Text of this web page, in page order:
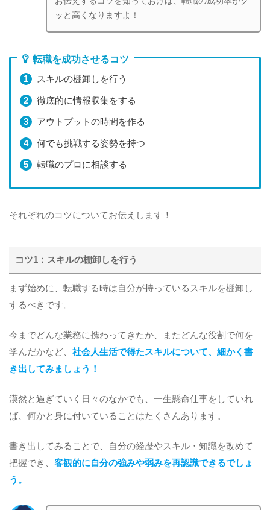
ッと高くなりますよ！
転職を成功させるコツ
スキルの棚卸しを行う
徹底的に情報収集をする
アウトプットの時間を作る
何でも挑戦する姿勢を持つ
転職のプロに相談する
それぞれのコツについてお伝えします！
コツ1：スキルの棚卸しを行う
まず始めに、転職する時は自分が持っているスキルを棚卸し
するべきです。
今までどんな業務に携わってきたか、またどんな役割で何を
学んだかなど、 社会人生活で得たスキルについて、細かく書
き出してみましょう！
漠然と過ぎていく日々のなかでも、一生懸命仕事をしていれ
ば、何かと身に付いていることはたくさんあります。
書き出してみることで、自分の経歴やスキル・知識を改めて
把握でき、 客観的に自分の強みや弱みを再認識できるでしょ
う。